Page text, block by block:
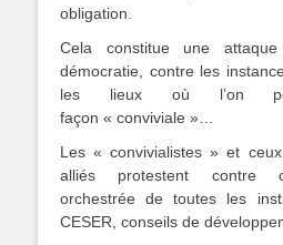
obligation.
Cela constitue une
démocratie, contre les
les lieux où l’on
façon « conviviale »…
Les « convivialistes » et
alliés protestent contre
orchestrée de toutes les
CESER, conseils de